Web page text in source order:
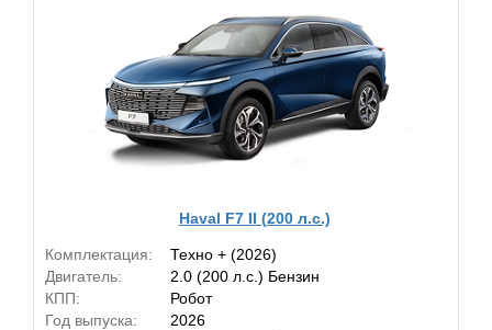
Haval F7 II (200 л.с.)
Комплектация:
Техно + (2026)
Двигатель:
2.0 (200 л.с.) Бензин
КПП:
Робот
Год выпуска:
2026